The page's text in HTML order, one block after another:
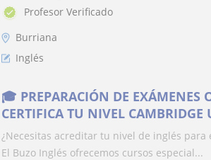
Profesor Verificado
Burriana
Inglés
🎓 PREPARACIÓN DE EXÁMENES
CERTIFICA TU NIVEL CAMBRIDGE
¿Necesitas acreditar tu nivel de inglés
El Buzo Inglés ofrecemos cursos especial...